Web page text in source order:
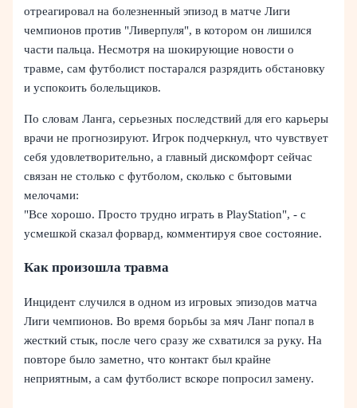
отреагировал на болезненный эпизод в матче Лиги
чемпионов против "Ливерпуля", в котором он лишился
части пальца. Несмотря на шокирующие новости о
травме, сам футболист постарался разрядить обстановку
и успокоить болельщиков.
По словам Ланга, серьезных последствий для его карьеры
врачи не прогнозируют. Игрок подчеркнул, что чувствует
себя удовлетворительно, а главный дискомфорт сейчас
связан не столько с футболом, сколько с бытовыми
мелочами:
"Все хорошо. Просто трудно играть в PlayStation", - с
усмешкой сказал форвард, комментируя свое состояние.
Как произошла травма
Инцидент случился в одном из игровых эпизодов матча
Лиги чемпионов. Во время борьбы за мяч Ланг попал в
жесткий стык, после чего сразу же схватился за руку. На
повторе было заметно, что контакт был крайне
неприятным, а сам футболист вскоре попросил замену.